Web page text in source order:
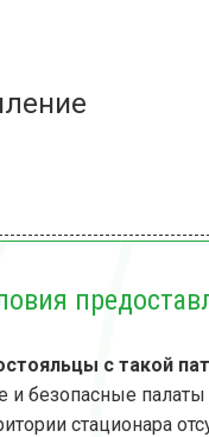
с такой
безопасные палаты
стационара